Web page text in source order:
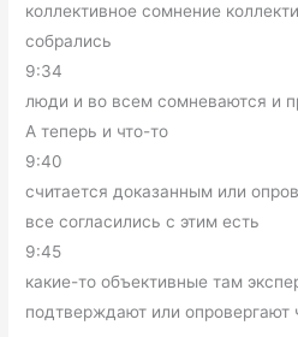
коллективное сомнение
собрались
9:34
люди и во всем сомневаются и
А теперь и что-то
9:40
считается доказанным или
все согласились с этим есть
9:45
какие-то объективные там
подтверждают или опровергают